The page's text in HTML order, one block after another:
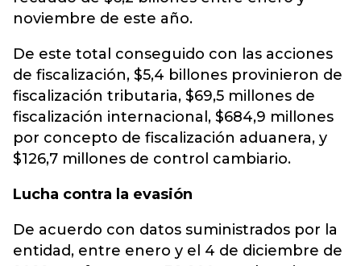
noviembre de este año.
De este total conseguido con las acciones
de fiscalización, $5,4 billones provinieron de
fiscalización tributaria, $69,5 millones de
fiscalización internacional, $684,9 millones
por concepto de fiscalización aduanera, y
$126,7 millones de control cambiario.
Lucha contra la evasión
De acuerdo con datos suministrados por la
entidad, entre enero y el 4 de diciembre de